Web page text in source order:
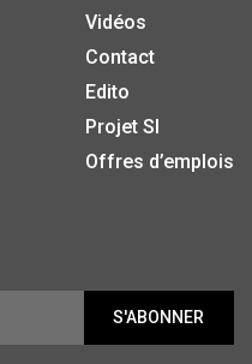
Vidéos
Contact
Edito
Projet SI
Offres d’emplois
S'ABONNER